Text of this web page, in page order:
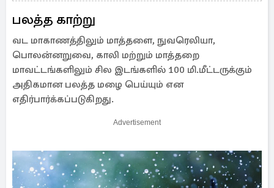
பலத்த காற்று
வட மாகாணத்திலும் மாத்தளை, நுவரெலியா,
பொலன்னறுவை, காலி மற்றும் மாத்தறை
மாவட்டங்களிலும் சில இடங்களில் 100 மி.மீட்டருக்கும்
அதிகமான பலத்த மழை பெய்யும் என
எதிர்பார்க்கப்படுகிறது.
Advertisement